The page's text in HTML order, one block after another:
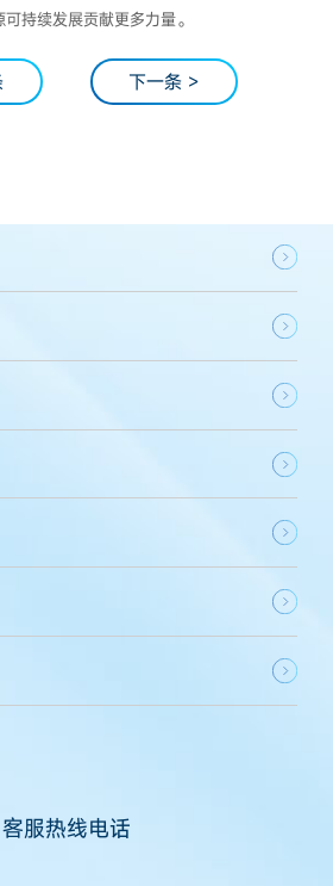
持续发展贡献更多力量。
下一条 >
客服热线电话